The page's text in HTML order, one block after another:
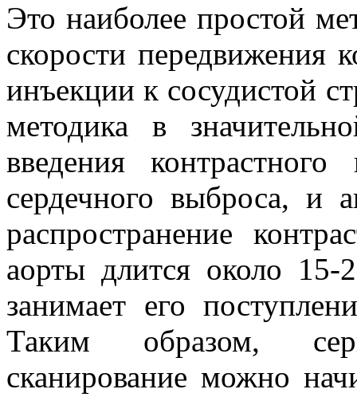
Это наиболее простой
скорости передвижения
инъекции к сосудистой
методика в
введения контрастного
сердечного выброса, и
распространение
аорты длится около
занимает его
Таким образом,
сканирование можно